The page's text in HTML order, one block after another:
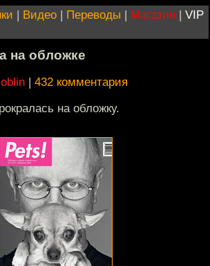
| Видео | Переводы | Магазин | VIP
на обложке
| 432 комментария
на обложку.